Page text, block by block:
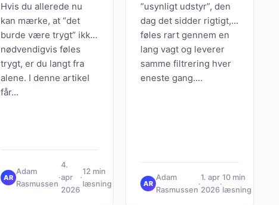
Hvis du allerede nu
kan mærke, at “det
burde være trygt” ikke
nødvendigvis føles
trygt, er du langt fra
alene. I denne artikel
får…
AR
Adam
Rasmussen
·
4.
apr
2026
·
12 min
læsning
“usynligt udstyr”, den
dag det sidder rigtigt,
føles rart gennem en
lang vagt og leverer
samme filtrering hver
eneste gang.…
AR
Adam
Rasmussen
·
1. apr
2026
·
10 min
læsning